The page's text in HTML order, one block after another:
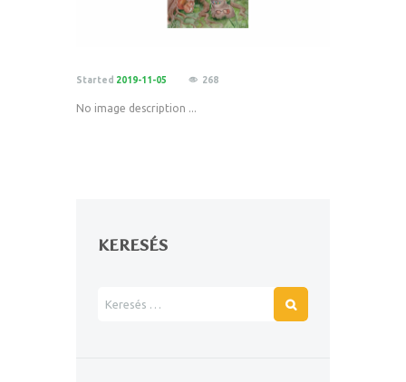
Started 2019-11-05 268
No image description ...
KERESÉS